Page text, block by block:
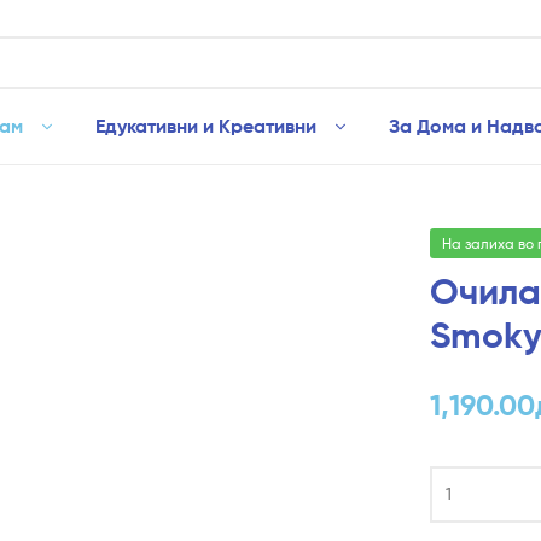
Едукативни и Креативни За Дома и
На залиха во
1,190.00